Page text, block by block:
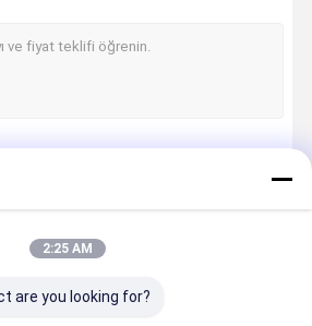
2:25 AM
are you looking for?